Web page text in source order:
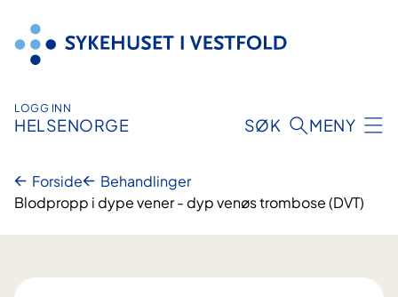
innhold
LOGG INN
HELSENORGE SØK MENY
Forside
Behandlinger
Blodpropp i dype vener - dyp venøs trombose (DVT)